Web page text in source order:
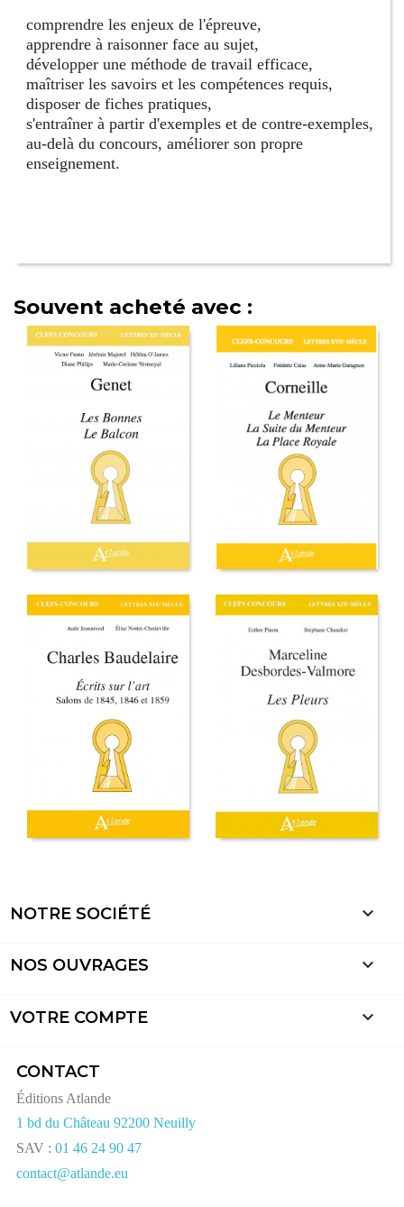
comprendre les enjeux de l'épreuve,
apprendre à raisonner face au sujet,
développer une méthode de travail efficace,
maîtriser les savoirs et les compétences requis,
disposer de fiches pratiques,
s'entraîner à partir d'exemples et de contre-exemples,
au-delà du concours, améliorer son propre
enseignement.
Souvent acheté avec :
NOTRE SOCIÉTÉ 
NOS OUVRAGES 
VOTRE COMPTE 
CONTACT
Éditions Atlande
1 bd du Château 92200 Neuilly
SAV : 01 46 24 90 47
contact@atlande.eu